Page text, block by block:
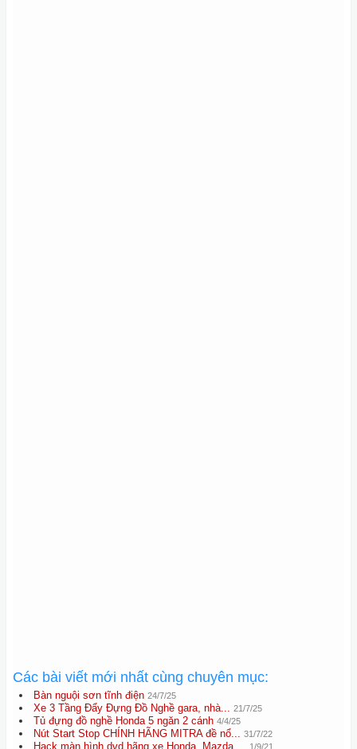
Các bài viết mới nhất cùng chuyên mục:
Bàn nguội sơn tĩnh điện 24/7/25
Xe 3 Tầng Đẩy Đựng Đồ Nghề gara, nhà... 21/7/25
Tủ đựng đồ nghề Honda 5 ngăn 2 cánh 4/4/25
Nút Start Stop CHÍNH HÃNG MITRA đề nổ... 31/7/22
Hack màn hình dvd hãng xe Honda, Mazda,... 1/9/21